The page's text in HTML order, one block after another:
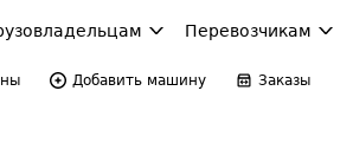
Перевозчикам
Добавить машину Заказы